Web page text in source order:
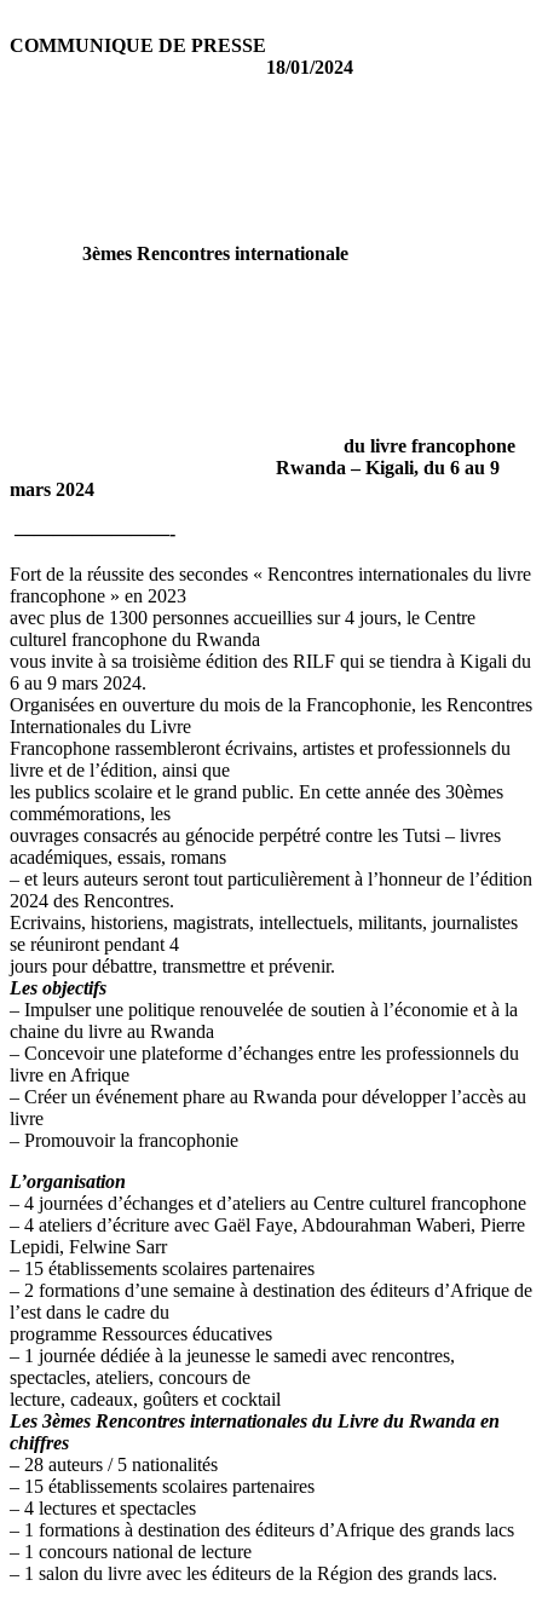
COMMUNIQUE DE PRESSE
18/01/2024
3èmes Rencontres internationale
du livre francophone
Rwanda – Kigali, du 6 au 9
mars 2024
————————-
Fort de la réussite des secondes « Rencontres internationales du livre
francophone » en 2023
avec plus de 1300 personnes accueillies sur 4 jours, le Centre
culturel francophone du Rwanda
vous invite à sa troisième édition des RILF qui se tiendra à Kigali du
6 au 9 mars 2024.
Organisées en ouverture du mois de la Francophonie, les Rencontres
Internationales du Livre
Francophone rassembleront écrivains, artistes et professionnels du
livre et de l’édition, ainsi que
les publics scolaire et le grand public. En cette année des 30èmes
commémorations, les
ouvrages consacrés au génocide perpétré contre les Tutsi – livres
académiques, essais, romans
– et leurs auteurs seront tout particulièrement à l’honneur de l’édition
2024 des Rencontres.
Ecrivains, historiens, magistrats, intellectuels, militants, journalistes
se réuniront pendant 4
jours pour débattre, transmettre et prévenir.
Les objectifs
– Impulser une politique renouvelée de soutien à l’économie et à la
chaine du livre au Rwanda
– Concevoir une plateforme d’échanges entre les professionnels du
livre en Afrique
– Créer un événement phare au Rwanda pour développer l’accès au
livre
– Promouvoir la francophonie
L’organisation
– 4 journées d’échanges et d’ateliers au Centre culturel francophone
– 4 ateliers d’écriture avec Gaël Faye, Abdourahman Waberi, Pierre
Lepidi, Felwine Sarr
– 15 établissements scolaires partenaires
– 2 formations d’une semaine à destination des éditeurs d’Afrique de
l’est dans le cadre du
programme Ressources éducatives
– 1 journée dédiée à la jeunesse le samedi avec rencontres,
spectacles, ateliers, concours de
lecture, cadeaux, goûters et cocktail
Les 3èmes Rencontres internationales du Livre du Rwanda en
chiffres
– 28 auteurs / 5 nationalités
– 15 établissements scolaires partenaires
– 4 lectures et spectacles
– 1 formations à destination des éditeurs d’Afrique des grands lacs
– 1 concours national de lecture
– 1 salon du livre avec les éditeurs de la Région des grands lacs.